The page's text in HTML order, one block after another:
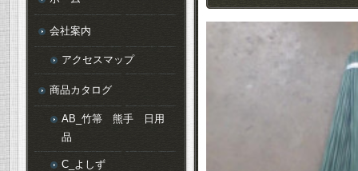
会社案内
アクセスマップ
商品カタログ
AB_竹箒 熊手 日用
品
C_よしず